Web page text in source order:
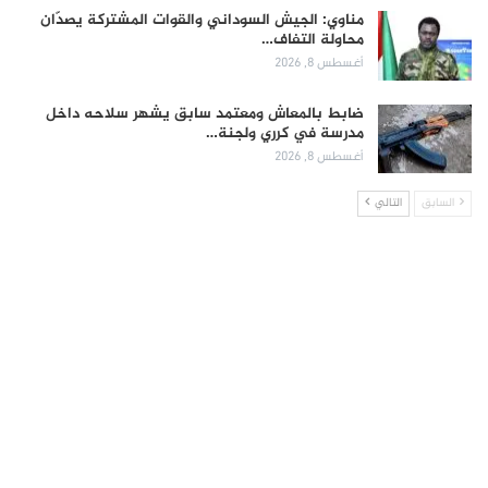
مناوي: الجيش السوداني والقوات المشتركة يصدّان
محاولة التفاف…
أغسطس 8, 2026
ضابط بالمعاش ومعتمد سابق يشهر سلاحه داخل
مدرسة في كرري ولجنة…
أغسطس 8, 2026
السابق التالي